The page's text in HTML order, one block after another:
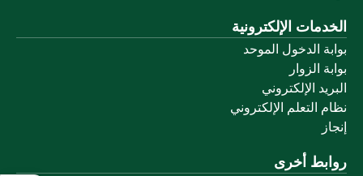
الخدمات الإلكترونية
بوابة الدخول الموحد
بوابة الزوار
البريد الإلكتروني
نظام التعلم الإلكتروني
إنجاز
روابط أخرى